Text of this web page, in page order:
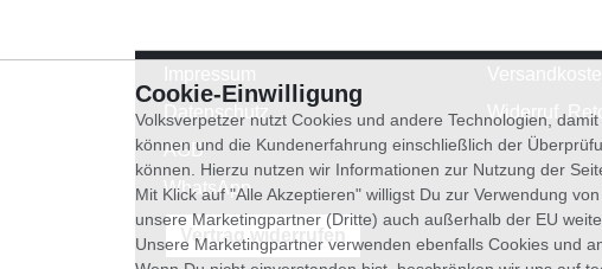
Datenschutz
AGB
WhatsApp
Widerruf,
Vertrag widerrufen
Cookie-Einwilligung
Volksverpetzer nutzt Cookies und andere Technologien,
können und die Kundenerfahrung einschließlich der
können. Hierzu nutzen wir Informationen zur Nutzung der
Mit Klick auf "Alle Akzeptieren" willigst Du zur Verwendung
unsere Marketingpartner (Dritte) auch außerhalb der EU
Unsere Marketingpartner verwenden ebenfalls Cookies und